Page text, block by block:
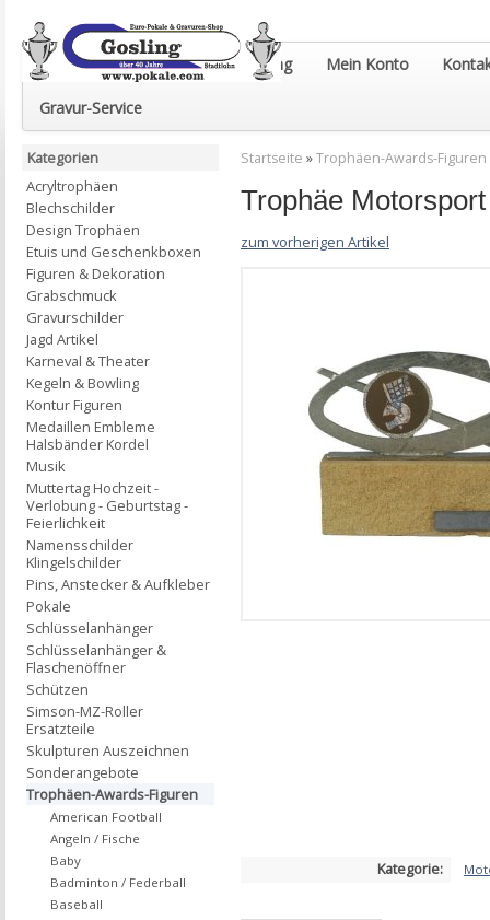
Euro-Pokale & Gravur-Shop Gosling Mein Konto
Gravur-Service
Startseite »Trophäen-Awards-Figuren
Trophäe
zum vorherigen Artikel
Kategorie:
Kategorien
Acryltrophäen
Blechschilder
Design Trophäen
Etuis und Geschenkboxen
Figuren & Dekoration
Grabschmuck
Gravurschilder
Jagd Artikel
Karneval & Theater
Kegeln & Bowling
Kontur Figuren
Medaillen Embleme
Halsbänder Kordel
Musik
Muttertag Hochzeit -
Verlobung - Geburtstag -
Feierlichkeit
Namensschilder
Klingelschilder
Pins, Anstecker & Aufkleber
Pokale
Schlüsselanhänger
Schlüsselanhänger &
Flaschenöffner
Schützen
Simson-MZ-Roller
Ersatzteile
Skulpturen Auszeichnen
Sonderangebote
Trophäen-Awards-Figuren
American Football
Angeln / Fische
Baby
Badminton / Federball
Baseball